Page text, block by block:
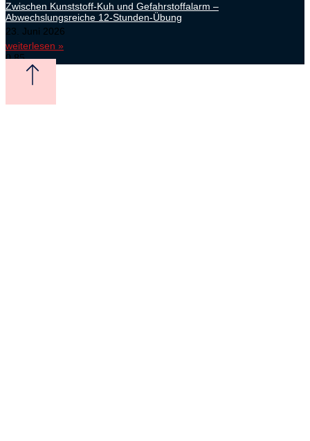
Zwischen Kunststoff-Kuh und Gefahrstoffalarm –
Abwechslungsreiche 12-Stunden-Übung
23. Juni 2026
weiterlesen »